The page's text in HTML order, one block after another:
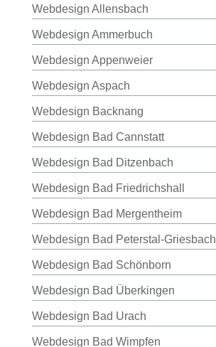
Webdesign Allensbach
Webdesign Ammerbuch
Webdesign Appenweier
Webdesign Aspach
Webdesign Backnang
Webdesign Bad Cannstatt
Webdesign Bad Ditzenbach
Webdesign Bad Friedrichshall
Webdesign Bad Mergentheim
Webdesign Bad Peterstal-Griesbach
Webdesign Bad Schönborn
Webdesign Bad Überkingen
Webdesign Bad Urach
Webdesign Bad Wimpfen